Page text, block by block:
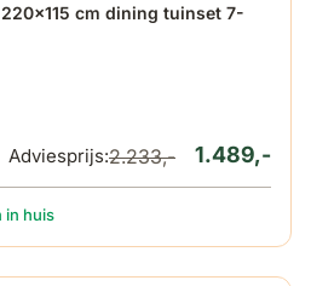
cm dining tuinset 7-
de gekozen opties op de
1.489,-
Adviesprijs:2.233,-
in huis